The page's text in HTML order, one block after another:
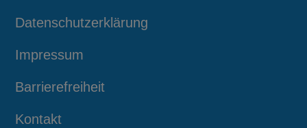
Datenschutzerklärung
Impressum
Barrierefreiheit
Kontakt